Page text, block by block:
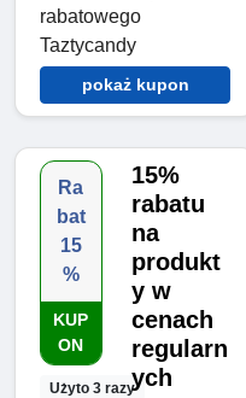
rabatowego
Taztycandy
pokaż kupon
Ra
bat
15
%
KUP
ON
Użyto 3 razy
15%
rabatu
na
produkt
y w
cenach
regularn
ych